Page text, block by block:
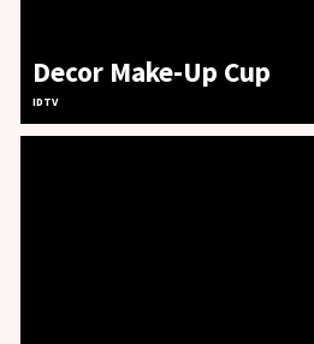
Decor Make-Up Cup
IDTV